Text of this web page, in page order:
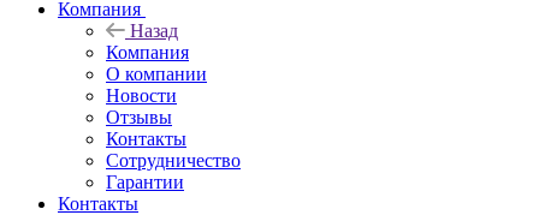
Компания
Назад
Компания
О компании
Новости
Отзывы
Контакты
Сотрудничество
Гарантии
Контакты